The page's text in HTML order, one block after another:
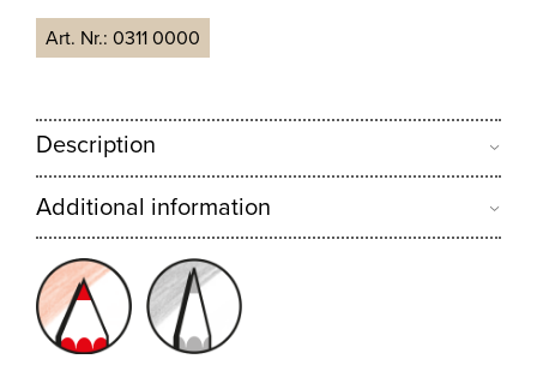
Art. Nr.:0311 0000
Description
Additional information